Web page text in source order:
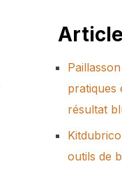
pratiques
résultat
outils de